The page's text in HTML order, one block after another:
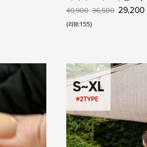
40,900 36,500 29,200
(리뷰:155)